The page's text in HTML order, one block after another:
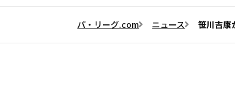
パ・リーグ.com ニュース 笹川吉康